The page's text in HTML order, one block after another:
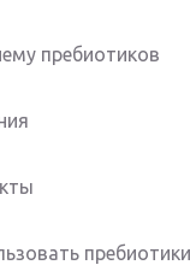
пребиотиков